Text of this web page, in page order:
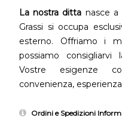
La nostra ditta nasce a
Grassi si occupa
esterno. Offriamo i
possiamo
Vostre esigenze
convenienza,
Ordini e Spedizioni